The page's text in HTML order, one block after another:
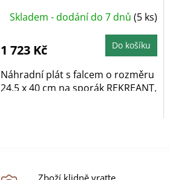
Skladem - dodání do 7 dnů (5 ks)
1 723 Kč Do košíku
Náhradní plát s falcem o rozměru
24,5 x 40 cm na sporák REKREANT.